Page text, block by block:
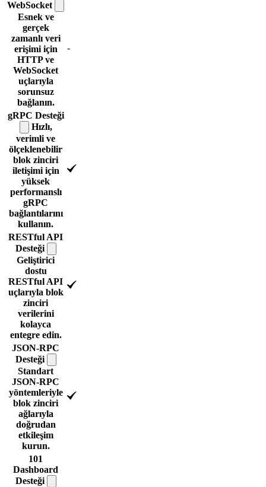
WebSocket
Esnek ve
gerçek
zamanlı veri
erişimi için
HTTP ve
WebSocket
uçlarıyla
sorunsuz
bağlanın.
-
gRPC Desteği
Hızlı,
verimli ve
ölçeklenebilir
blok zinciri
iletişimi için
yüksek
performanslı
gRPC
bağlantılarını
kullanın.
RESTful API
Desteği
Geliştirici
dostu
RESTful API
uçlarıyla blok
zinciri
verilerini
kolayca
entegre edin.
JSON-RPC
Desteği
Standart
JSON-RPC
yöntemleriyle
blok zinciri
ağlarıyla
doğrudan
etkileşim
kurun.
101
Dashboard
Desteği